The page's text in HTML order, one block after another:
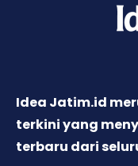
Idea Jatim.id
terkini yang
terbaru dari